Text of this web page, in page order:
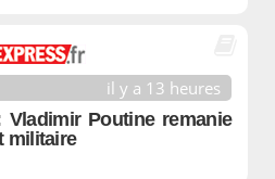
il y a 13 heures
Poutine remanie
militaire